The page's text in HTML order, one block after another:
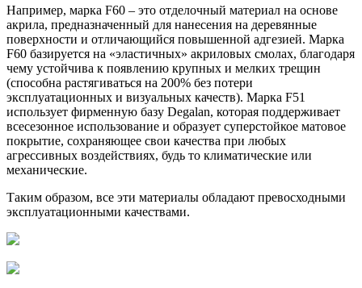
Например, марка F60 – это отделочный материал на основе
акрила, предназначенный для нанесения на деревянные
поверхности и отличающийся повышенной адгезией. Марка
F60 базируется на «эластичных» акриловых смолах, благодаря
чему устойчива к появлению крупных и мелких трещин
(способна растягиваться на 200% без потери
эксплуатационных и визуальных качеств). Марка F51
использует фирменную базу Degalan, которая поддерживает
всесезонное использование и образует суперстойкое матовое
покрытие, сохраняющее свои качества при любых
агрессивных воздействиях, будь то климатические или
механические.
Таким образом, все эти материалы обладают превосходными
эксплуатационными качествами.